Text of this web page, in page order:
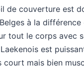
de couverture est
à la différence
tout le corps avec
est
mais bien